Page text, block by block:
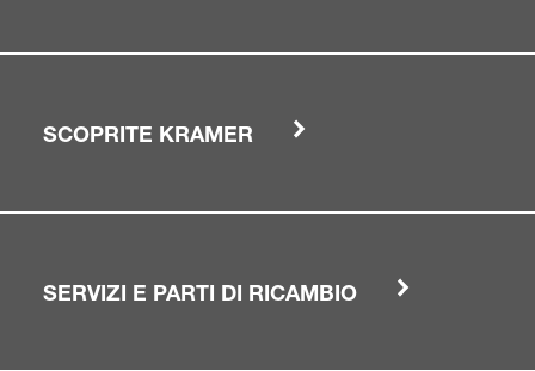
SCOPRITE KRAMER
SERVIZI E PARTI DI RICAMBIO